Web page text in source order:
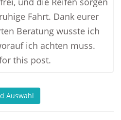
Fahrt. Dank eurer
Beratung wusste ich
ich achten muss.
this post.
Auswahl